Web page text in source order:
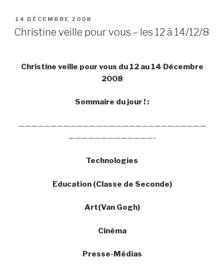
PUBLIÉ
LE
14 DÉCEMBRE 2008
Christine veille pour vous – les 12 à 14/12/8
Christine veille pour vous du 12 au 14 Décembre
2008
Sommaire du jour ! :
—————————————————————————————
—————————————-
Technologies
Education (Classe de Seconde)
Art(Van Gogh)
Cinéma
Presse-Médias